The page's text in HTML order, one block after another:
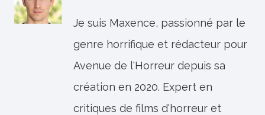
Je suis Maxence, passionné par le
genre horrifique et rédacteur pour
Avenue de l'Horreur depuis sa
création en 2020. Expert en
critiques de films d'horreur et